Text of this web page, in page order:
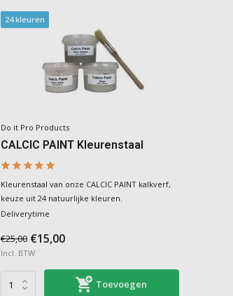
24 kleuren
Do it Pro Products
CALCIC PAINT Kleurenstaal
Kleurenstaal van onze CALCIC PAINT kalkverf,
keuze uit 24 natuurlijke kleuren.
Deliverytime
€25,00 €15,00
Incl. BTW
Toevoegen